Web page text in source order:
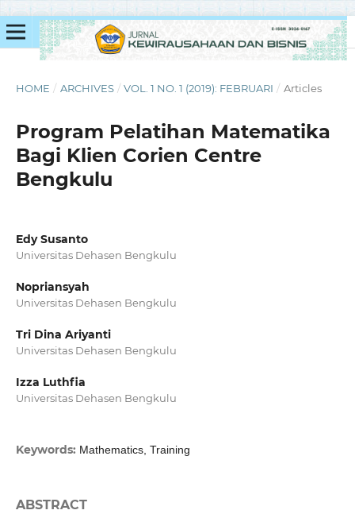
HOME / ARCHIVES / VOL. 1 NO. 1 (2019): FEBRUARI / Articles
Program Pelatihan Matematika
Bagi Klien Corien Centre
Bengkulu
Edy Susanto
Universitas Dehasen Bengkulu
Nopriansyah
Universitas Dehasen Bengkulu
Tri Dina Ariyanti
Universitas Dehasen Bengkulu
Izza Luthfia
Universitas Dehasen Bengkulu
Keywords: Mathematics, Training
ABSTRACT